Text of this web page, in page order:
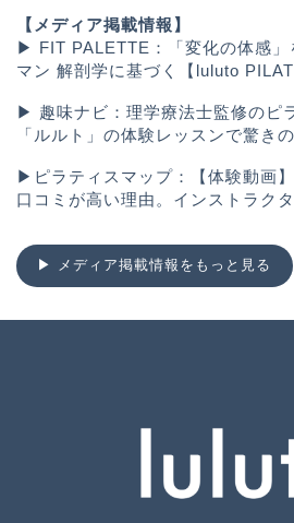
【メディア掲載情報】
▶︎ FIT PALETTE：「変化の体感
マン 解剖学に基づく【luluto
▶︎ 趣味ナビ：理学療法士監修のピ
「ルルト」の体験レッスンで驚き
▶︎ ピラティスマップ：【体験動画
口コミが高い理由。インストラク
▶︎ メディア掲載情報をもっと見る